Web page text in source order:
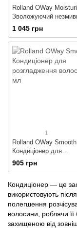
Rolland OWay
Зволожуючий
кондиціонер для
1 045 грн
1
Rolland OWay
Кондиціонер для
розгладження волосся
905 грн
Кондиціонер — це
використовують
полегшення
волосини, роблячи
захищеною від